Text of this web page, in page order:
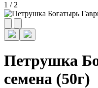
1 / 2
Петрушка
семена (50г)